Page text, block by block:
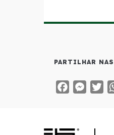
PARTILHAR
Facebook